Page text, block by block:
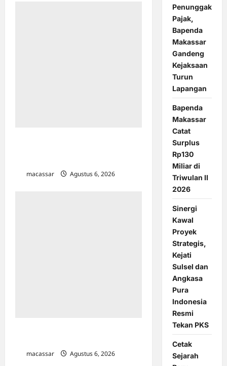
macassar
Agustus 6, 2026
macassar
Agustus 6, 2026
Penunggak
Pajak,
Bapenda
Makassar
Gandeng
Kejaksaan
Turun
Lapangan
Bapenda
Makassar
Catat
Surplus
Rp130
Miliar di
Triwulan II
2026
Sinergi
Kawal
Proyek
Strategis,
Kejati
Sulsel dan
Angkasa
Pura
Indonesia
Resmi
Tekan PKS
Cetak
Sejarah